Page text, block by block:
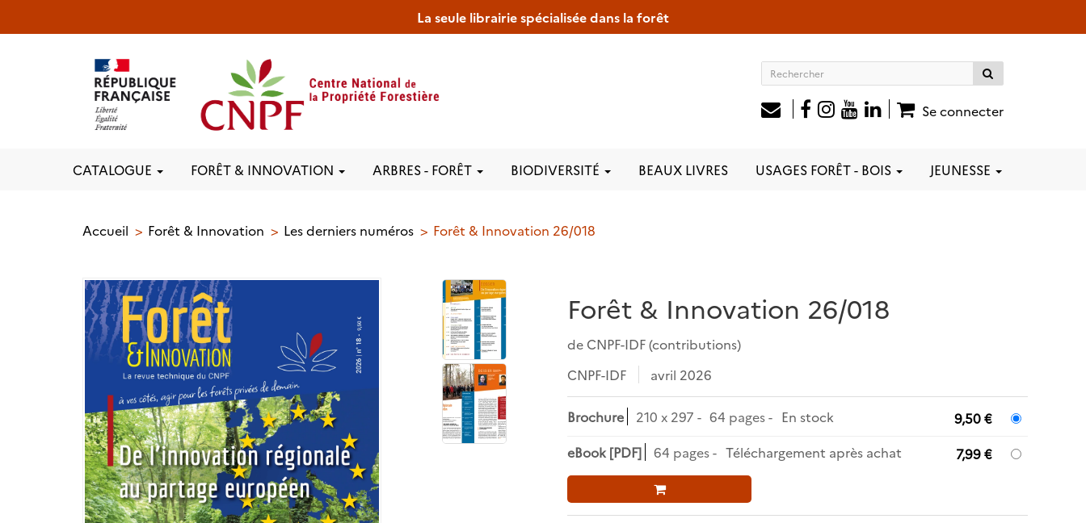
La seule librairie spécialisée dans la forêt
Rechercher
site
Se connecter
CATALOGUE FORÊT & INNOVATION ARBRES - FORÊT BIODIVERSITÉ BEAUX LIVRES USAGES FORÊT - BOIS JEUNESSE
Accueil Forêt & Innovation Les derniers numéros Forêt & Innovation 26/018
Forêt & Innovation 26/018
de CNPF-IDF(contributions)
CNPF-IDF
avril 2026
Brochure 210 x 297 64 pages En stock
9,50 €
eBook [PDF]
64 pages Téléchargement après achat 7,99 €